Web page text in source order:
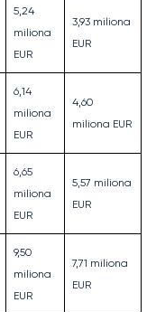
5,24
miliona
EUR
3,93 miliona
EUR
6,14
miliona
EUR
4,60
miliona EUR
6,65
miliona
EUR
5,57 miliona
EUR
9,50
miliona
EUR
7,71 miliona
EUR